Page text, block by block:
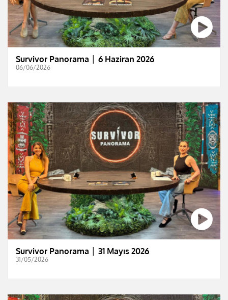
Survivor Panorama │ 6 Haziran 2026
06/06/2026
Survivor Panorama │ 31 Mayıs 2026
31/05/2026